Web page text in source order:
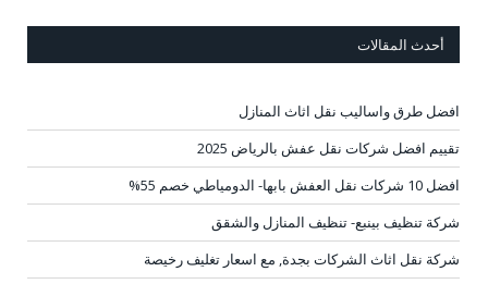
أحدث المقالات
افضل طرق واساليب نقل اثاث المنازل
تقييم افضل شركات نقل عفش بالرياض 2025
افضل 10 شركات نقل العفش بابها- الدومياطي خصم 55%
شركة تنظيف بينبع- تنظيف المنازل والشقق
شركة نقل اثاث الشركات بجدة, مع اسعار تغليف رخيصة